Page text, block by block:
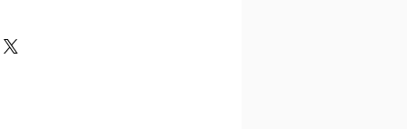
(10%), scorze di arancia